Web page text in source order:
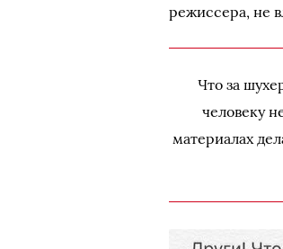
режиссера, не
Что за
человеку
материалах